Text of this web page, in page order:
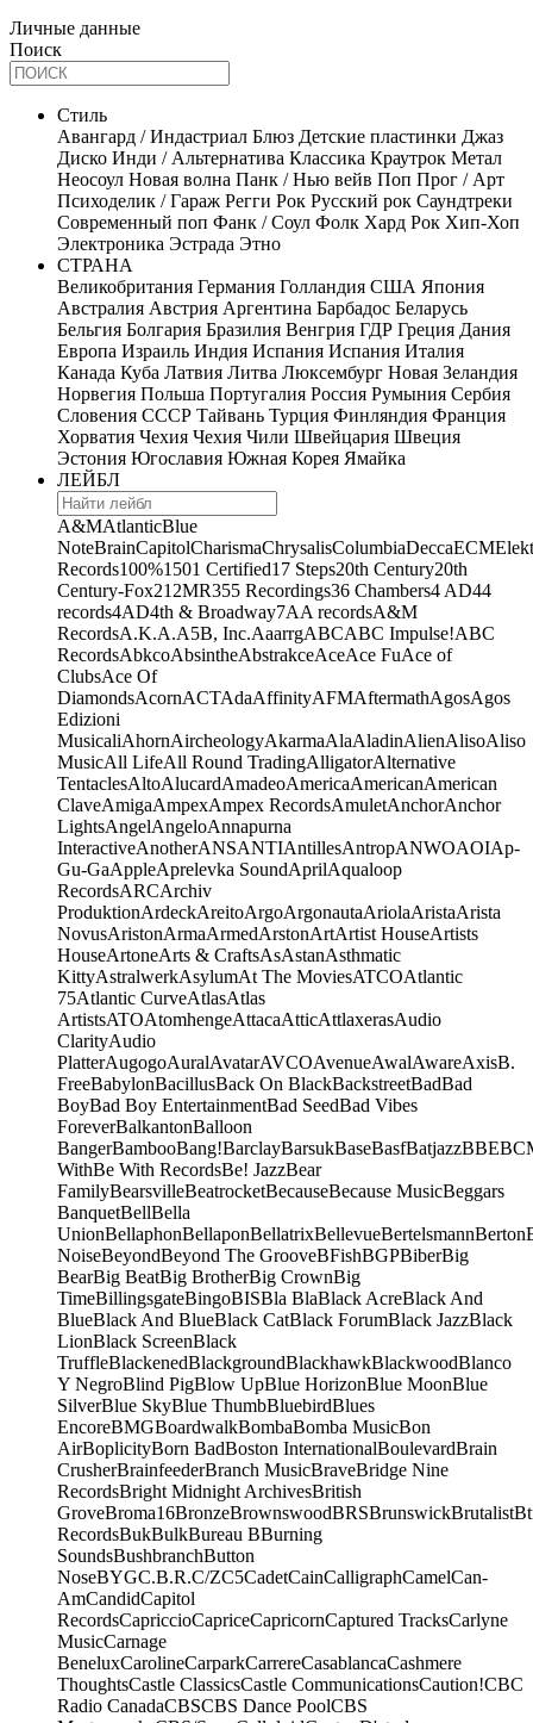
Личные данные
Поиск
Стиль
Авангард / Индастриал Блюз Детские пластинки Джаз
Диско Инди / Альтернатива Классика Краутрок Метал
Неосоул Новая волна Панк / Нью вейв Поп Прог / Арт
Психоделик / Гараж Регги Рок Русский рок Саундтреки
Современный поп Фанк / Соул Фолк Хард Рок Хип-Хоп
Электроника Эстрада Этно
СТРАНА
Великобритания Германия Голландия США Япония
Австралия Австрия Аргентина Барбадос Беларусь
Бельгия Болгария Бразилия Венгрия ГДР Греция Дания
Европа Израиль Индия Испания Испания Италия
Канада Куба Латвия Литва Люксембург Новая Зеландия
Норвегия Польша Португалия Россия Румыния Сербия
Словения СССР Тайвань Турция Финляндия Франция
Хорватия Чехия Чехия Чили Швейцария Швеция
Эстония Югославия Южная Корея Ямайка
ЛЕЙБЛ
A&MAtlanticBlue
NoteBrainCapitolCharismaChrysalisColumbiaDeccaECM
Records100%1501 Certified17 Steps20th Century20th
Century-Fox21 2MR355 Recordings36 Chambers4 AD44
records4AD4th & Broadway7AA recordsA&M
RecordsA.K.A.A5B, Inc.AaarrgABCABC Impulse!ABC
RecordsAbkcoAbsintheAbstrakceAceAce FuAce of
ClubsAce Of
DiamondsAcornACTAdaAffinityAFMAftermathAgosAgos
Edizioni
MusicaliAhornAircheologyAkarmaAlaAladinAlienAlisoAliso
MusicAll LifeAll Round TradingAlligatorAlternative
TentaclesAltoAlucardAmadeoAmericaAmericanAmerican
ClaveAmigaAmpexAmpex RecordsAmuletAnchorAnchor
LightsAngelAngeloAnnapurna
InteractiveAnotherANSANTIAntillesAntropANWOAOIAp-
Gu-GaAppleAprelevka SoundAprilAqualoop
RecordsARCArchiv
ProduktionArdeckAreitoArgoArgonautaAriolaAristaArista
NovusAristonArmaArmedArstonArtArtist HouseArtists
HouseArtoneArts & CraftsAsAstanAsthmatic
KittyAstralwerkAsylumAt The MoviesATCOAtlantic
75Atlantic CurveAtlasAtlas
ArtistsATOAtomhengeAttacaAtticAttlaxerasAudio
ClarityAudio
PlatterAugogoAuralAvatarAVCOAvenueAwalAwareAxisB.
FreeBabylonBacillusBack On BlackBackstreetBadBad
BoyBad Boy EntertainmentBad SeedBad Vibes
ForeverBalkantonBalloon
BangerBambooBang!BarclayBarsukBaseBasfBatjazzBBE
WithBe With RecordsBe! JazzBear
FamilyBearsvilleBeatrocketBecauseBecause MusicBeggars
BanquetBellBella
UnionBellaphonBellaponBellatrixBellevueBertelsmannBerton
NoiseBeyondBeyond The GrooveBFishBGPBiberBig
BearBig BeatBig BrotherBig CrownBig
TimeBillingsgateBingoBISBla BlaBlack AcreBlack And
BlueBlack And BlueBlack CatBlack ForumBlack JazzBlack
LionBlack ScreenBlack
TruffleBlackenedBlackgroundBlackhawkBlackwoodBlanco
Y NegroBlind PigBlow UpBlue HorizonBlue MoonBlue
SilverBlue SkyBlue ThumbBluebirdBlues
EncoreBMGBoardwalkBombaBomba MusicBon
AirBoplicityBorn BadBoston InternationalBoulevardBrain
CrusherBrainfeederBranch MusicBraveBridge Nine
RecordsBright Midnight ArchivesBritish
GroveBroma16BronzeBrownswoodBRSBrunswickBrutalist
RecordsBukBulkBureau BBurning
SoundsBushbranchButton
NoseBYGC.B.R.C/ZC5CadetCainCalligraphCamelCan-
AmCandidCapitol
RecordsCapriccioCapriceCapricornCaptured TracksCarlyne
MusicCarnage
BeneluxCarolineCarparkCarrereCasablancaCashmere
ThoughtsCastle ClassicsCastle CommunicationsCaution!CBC
Radio CanadaCBSCBS Dance PoolCBS